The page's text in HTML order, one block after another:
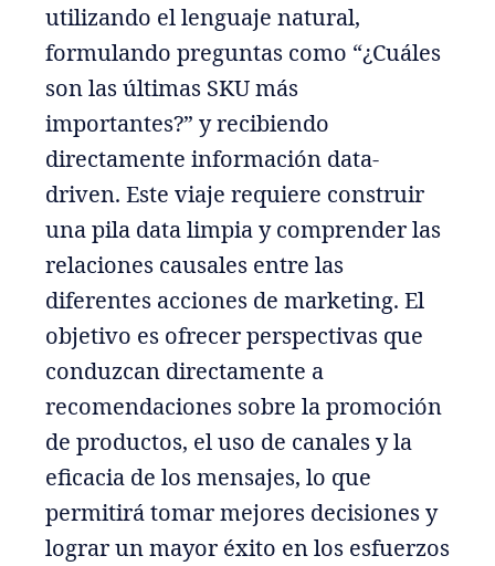
utilizando el lenguaje natural,
formulando preguntas como “¿Cuáles
son las últimas SKU más
importantes?” y recibiendo
directamente información data-
driven. Este viaje requiere construir
una pila data limpia y comprender las
relaciones causales entre las
diferentes acciones de marketing. El
objetivo es ofrecer perspectivas que
conduzcan directamente a
recomendaciones sobre la promoción
de productos, el uso de canales y la
eficacia de los mensajes, lo que
permitirá tomar mejores decisiones y
lograr un mayor éxito en los esfuerzos